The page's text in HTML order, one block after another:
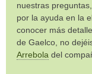
nuestras
por la ayuda en la
conocer más
de Gaelco, no
Arrebola del